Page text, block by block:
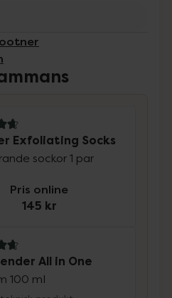
i omdöme
Exfoliating Socks
sockor 1 par
Pris online
145 kr
i omdöme
All in One
100 ml